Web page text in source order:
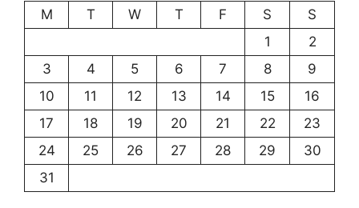
M
T W T F S
S
1
2
3
4 5 6 7 8
9
10
11 12 13 14 15
16
17
18 19 20 21 22
23
24
25 26 27 28 29
30
31